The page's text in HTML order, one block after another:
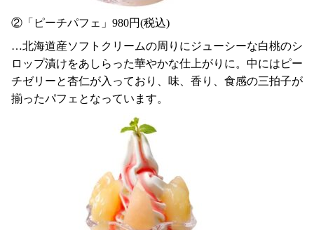
②「ピーチパフェ」980円(税込)
…北海道産ソフトクリームの周りにジューシーな白桃のシ
ロップ漬けをあしらった華やかな仕上がりに。中にはピー
チゼリーと杏仁が入っており、味、香り、食感の三拍子が
揃ったパフェとなっています。